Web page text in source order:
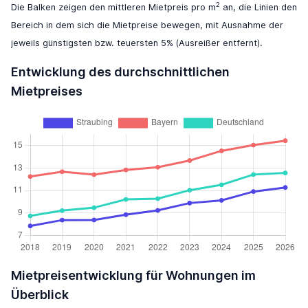
Die Balken zeigen den mittleren Mietpreis pro m2 an, die Linien den
Bereich in dem sich die Mietpreise bewegen, mit Ausnahme der
jeweils günstigsten bzw. teuersten 5% (Ausreißer entfernt).
Entwicklung des durchschnittlichen
Mietpreises
Mietpreisentwicklung für Wohnungen im
Überblick